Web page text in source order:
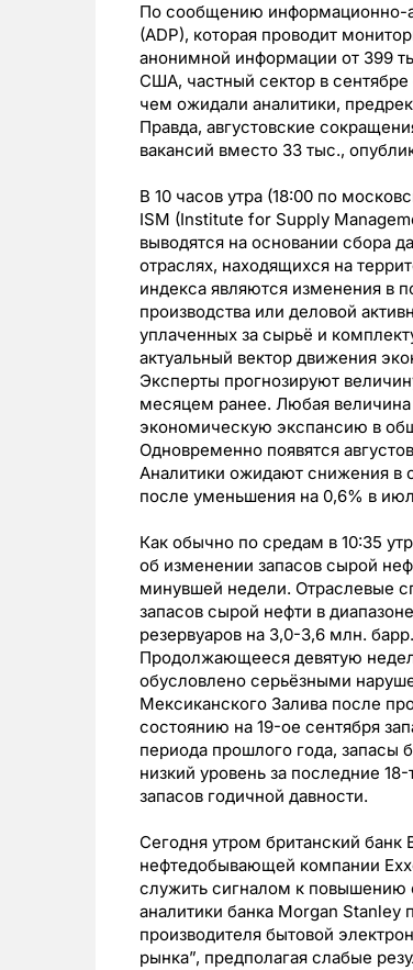
По сообщению информационно-
(ADP), которая проводит
анонимной информации от 399
США, частный сектор в
чем ожидали аналитики,
Правда, августовские
вакансий вместо 33 тыс.,
В 10 часов утра (18:00 по
ISM (Institute for Supply
выводятся на основании сбора
отраслях, находящихся на
индекса являются изменения в
производства или деловой
уплаченных за сырьё и
актуальный вектор движения
Эксперты прогнозируют
месяцем ранее. Любая величина
экономическую экспансию в
Одновременно появятся
Аналитики ожидают снижения в
после уменьшения на 0,6% в
Как обычно по средам в 10:35
об изменении запасов сырой
минувшей недели. Отраслевые
запасов сырой нефти в
резервуаров на 3,0-3,6 млн.
Продолжающееся девятую
обусловлено серьёзными
Мексиканского Залива после
состоянию на 19-ое сентября
периода прошлого года, запасы
низкий уровень за последние
запасов годичной давности.
Сегодня утром британский
нефтедобывающей компании
служить сигналом к повышению
аналитики банка Morgan Stanley
производителя бытовой
рынка”, предполагая слабые